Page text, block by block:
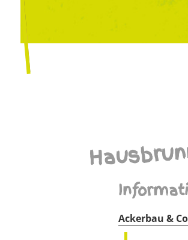
Ackerbau &